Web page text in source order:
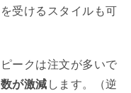
受けるスタイルも可
ークは注文が多いで
が激減します。（逆